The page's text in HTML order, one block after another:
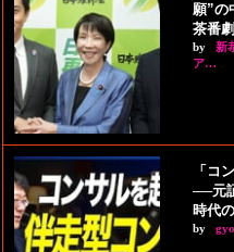
願”の
茶番
by
新
ア…
「コ
──元
時代
by